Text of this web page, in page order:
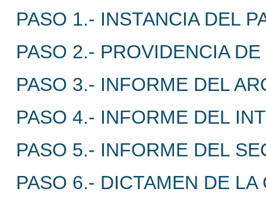
PASO 1.- INSTANCIA DEL
PASO 2.- PROVIDENCIA
PASO 3.- INFORME DEL
PASO 4.- INFORME DEL
PASO 5.- INFORME DEL
PASO 6.- DICTAMEN DE